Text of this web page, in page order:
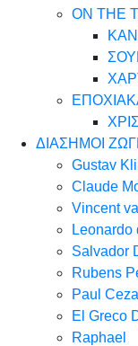
ON THE
ΔΙΑΣΗΜΟΙ
Gustav
Claude
Vincent
Leonardo
Salvador
Rubens
Paul
El Greco
Raphael